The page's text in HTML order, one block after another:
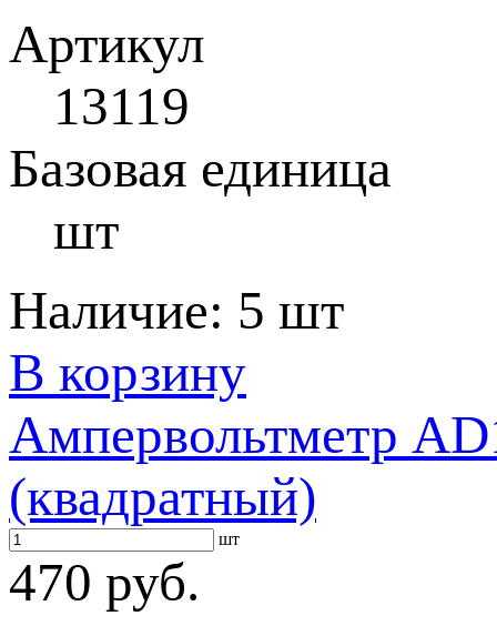
Артикул
13119
Базовая единица
шт
Наличие: 5 шт
В корзину
Ампервольтметр
(квадратный)
шт
470 руб.